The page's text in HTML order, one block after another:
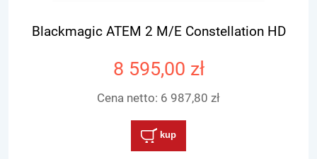
Blackmagic ATEM 2 M/E Constellation HD
8 595,00 zł
Cena netto: 6 987,80 zł
kup